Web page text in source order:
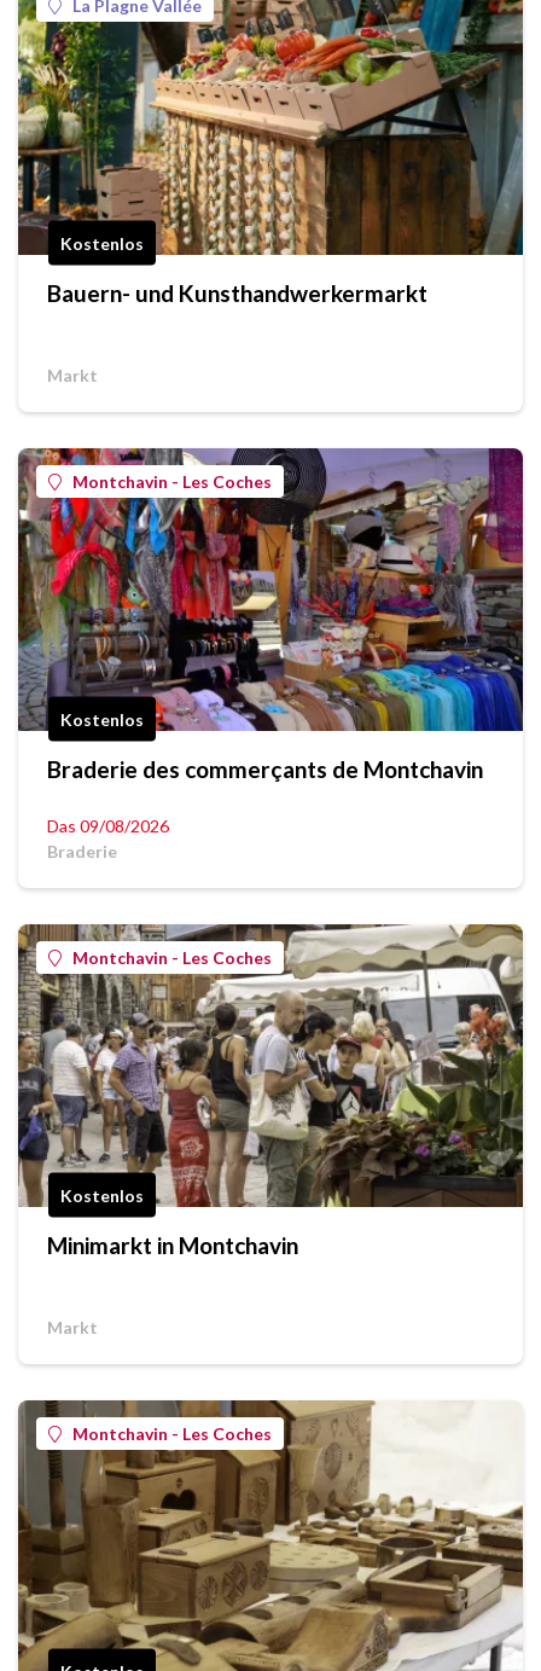
La Plagne Vallée
Kostenlos
Bauern- und Kunsthandwerkermarkt
Markt
Montchavin - Les Coches
Kostenlos
Braderie des commerçants de Montchavin
Das 09/08/2026
Braderie
Montchavin - Les Coches
Kostenlos
Minimarkt in Montchavin
Markt
Montchavin - Les Coches